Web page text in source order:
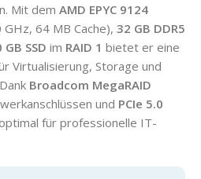
Mit dem AMD EPYC 9124
64 MB Cache), 32 GB DDR5
SSD im RAID 1 bietet er eine
Virtualisierung, Storage und
Broadcom MegaRAID
und PCIe 5.0
für professionelle IT-